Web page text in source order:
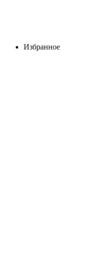
Избранное